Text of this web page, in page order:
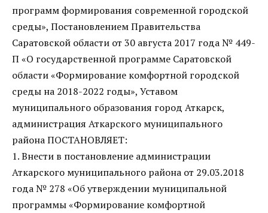
программ формирования современной городской
среды», Постановлением Правительства
Саратовской области от 30 августа 2017 года № 449-
П «О государственной программе Саратовской
области «Формирование комфортной городской
среды на 2018-2022 годы», Уставом
муниципального образования город Аткарск,
администрация Аткарского муниципального
района ПОСТАНОВЛЯЕТ:
1. Внести в постановление администрации
Аткарского муниципального района от 29.03.2018
года № 278 «Об утверждении муниципальной
программы «Формирование комфортной